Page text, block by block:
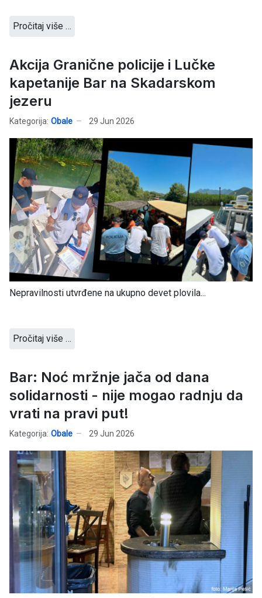
Pročitaj više …
Akcija Granične policije i Lučke
kapetanije Bar na Skadarskom
jezeru
Kategorija: Obale 29 Jun 2026
Nepravilnosti utvrđene na ukupno devet plovila...
Pročitaj više …
Bar: Noć mržnje jača od dana
solidarnosti - nije mogao radnju da
vrati na pravi put!
Kategorija: Obale 29 Jun 2026